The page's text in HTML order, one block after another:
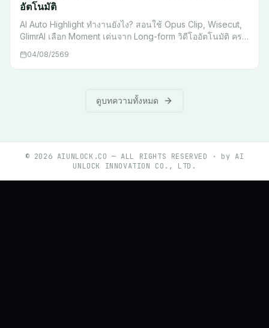
อัตโนมัติ
AI Auto Highlight ทำงานยังไง? สอนใช้ Opus Clip, Wisecut,
GlimrAI เลือก Moment เด่นจาก Long-form วิดีโออัตโนมัติ ครบ
04/08/2569
ดูบทความทั้งหมด
© 2026 AIUNLOCK.CO — ALL RIGHTS RESERVED · by AI
UNLOCK INNOVATION CO., LTD.